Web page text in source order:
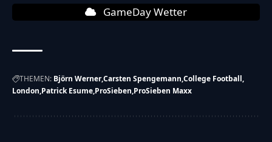
GameDay Wetter
THEMEN: Björn WernerCarsten Spengemann College Football
London Patrick Esume ProSieben ProSieben Maxx